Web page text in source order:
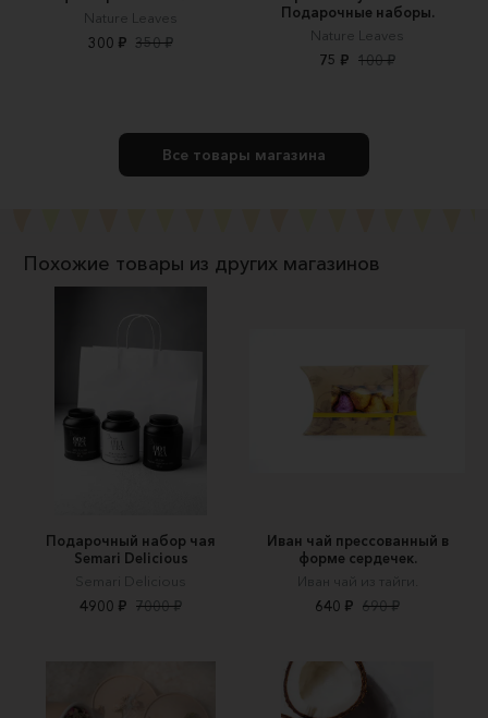
Nature Leaves
300 ₽ 350 ₽
Подарочные наборы.
Nature Leaves
75 ₽ 100 ₽
Все товары магазина
Похожие товары из других магазинов
Подарочный набор чая
Semari Delicious
Semari Delicious
4900 ₽ 7000 ₽
Иван чай прессованный в
форме сердечек.
Иван чай из тайги.
640 ₽ 690 ₽